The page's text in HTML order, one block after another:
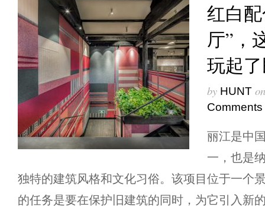
红白
厅”，
玩起
by HUNT
Comments
丽江是中
一，也是
独特的建筑风格和文化习俗。该项目位于一个
的任务是要在保护旧建筑的同时，为它引入新